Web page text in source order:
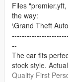
Files
the way:
\Grand Theft
--
The car fits
stock style.
Quality First